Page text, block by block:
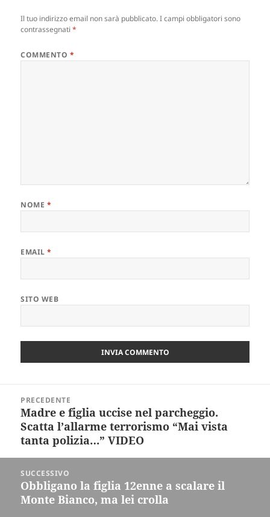
Il tuo indirizzo email non sarà pubblicato. I campi obbligatori sono
contrassegnati*
COMMENTO *
NOME *
EMAIL*
SITO WEB
articoliPRECEDENTE
Articolo
precedente:
Madre e figlia uccise nel parcheggio.
Scatta l’allarme terrorismo “Mai vista
tanta polizia…” VIDEO
SUCCESSIVO
Articolo
successivo:
Obbligano la figlia 12enne a scalare il
Monte Bianco, ma lei crolla